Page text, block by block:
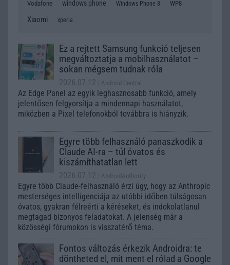
Vodafone windows phone Windows Phone 8 WP8
Xiaomi xperia
Ez a rejtett Samsung funkció teljesen
megváltoztatja a mobilhasználatot –
sokan mégsem tudnak róla
2026.07.12 | Android Central
Az Edge Panel az egyik leghasznosabb funkció, amely
jelentősen felgyorsítja a mindennapi használatot,
miközben a Pixel telefonokból továbbra is hiányzik.
Egyre több felhasználó panaszkodik a
Claude AI-ra – túl óvatos és
kiszámíthatatlan lett
2026.07.12 | AndroidAuthority
Egyre több Claude-felhasználó érzi úgy, hogy az Anthropic
mesterséges intelligenciája az utóbbi időben túlságosan
óvatos, gyakran félreérti a kéréseket, és indokolatlanul
megtagad bizonyos feladatokat. A jelenség már a
közösségi fórumokon is visszatérő téma.
Fontos változás érkezik Androidra: te
döntheted el, mit ment el rólad a Google